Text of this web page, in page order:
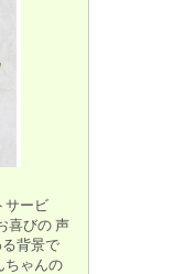
サービ
喜びの 声
背景で
ちゃんの